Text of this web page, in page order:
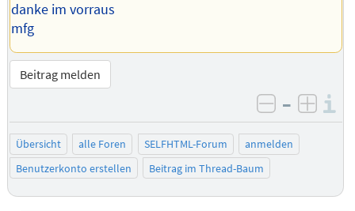
danke im vorraus
mfg
Beitrag melden
negativ
–
Übersicht alle Foren SELFHTML-Forum
anmelden
Benutzerkonto erstellen
Beitrag im Thread-Baum